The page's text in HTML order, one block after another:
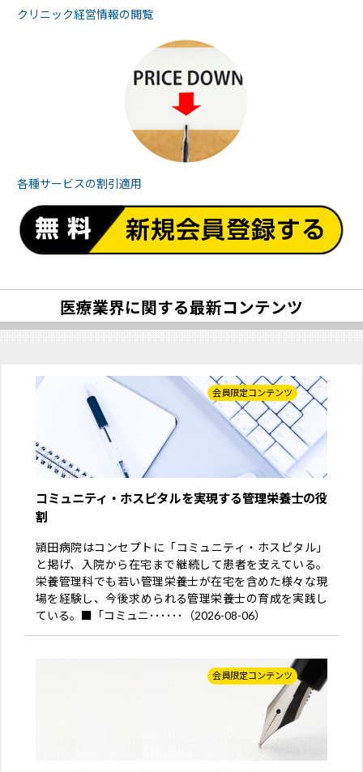
クリニック経営情報の閲覧
各種サービスの割引適用
医療業界に関する最新コンテンツ
会員限定コンテンツ
コミュニティ・ホスピタルを実現する管理栄養士の役
割
頴田病院はコンセプトに「コミュニティ・ホスピタル」
と掲げ、入院から在宅まで継続して患者を支えている。
栄養管理科でも若い管理栄養士が在宅を含めた様々な現
場を経験し、今後求められる管理栄養士の育成を実践し
ている。■「コミュニ･･････（2026-08-06）
会員限定コンテンツ